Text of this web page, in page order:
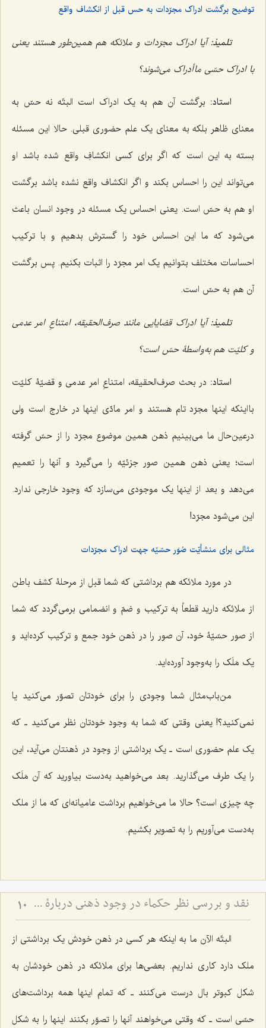
توضیح برگشت ادراک مجرّدات به حس قبل از انکشاف واقع
تلمیذ:آیا ادراک مجرّدات و ملائکه هم همین‌طور هستند یعنی
با ادراک حسّی ما أدراک می‌شوند؟
استاد: برگشت آن هم به یک ادراک است البتّه نه حسّ به
معنای ظاهر بلکه به معنای یک علم حضوری قبلی. حالا این مسئله
بسته به این است که اگر برای کسی انکشافِ واقع شده باشد او
می‌تواند این را احساس بکند و اگر انکشاف واقع نشده باشد برگشت
او هم به حسّ است. یعنی احساس یک مسئله در وجود انسان باعث
می‌شود که ما این احساس خود را گسترش بدهیم و با ترکیب
احساسات مختلف بتوانیم یک امر مجرّد را اثبات بکنیم. پس برگشت
آن هم به حسّ است.
تلمیذ:آیا ادراک قضایایی مانند صرف‌الحقیقه، امتناعِ امر عدمی
و کلیّت هم به‌واسطۀ حسّ است؟
استاد: در بحث صرف‌الحقیقه، امتناعِ امر عدمی و قضیّۀ کلیّت
با اینکه اینها مجرّد تام هستند و امر مادّی اینها در خارج است ولی
درعین‌حال ما می‌بینیم ذهن همین موضوع مجرّد را از حسّ گرفته
است؛ یعنی ذهن همین صور جزئیّه را می‌گیرد و آنها را تعمیم
می‌دهد و بعد از اینها یک موجودی می‌سازد که وجود خارجی ندارد.
این می‌شود مجرّد!
مثالی برای منشأیّت صُوَر حسّیّه جهت ادراک مجرّدات
در مورد ملائکه هم برداشتی که شما قبل از مرحلۀ کشف باطن
از ملائکه دارید قطعاً به ترکیب و ضمّ و انضمامی برمی‌گردد که شما
از صور حسّیّۀ خود، آن صور را در ذهن خود جمع و ترکیب کرده‌اید و
یک مَلَک را به‌وجود آورده‌اید.
من‌باب‌مثال شما وجودی را برای خودتان تصوّر می‌کنید یا
نمی‌کنید؟! یعنی وقتی که شما به وجود خودتان نظر می‌کنید ـ که
یک علم حضوری است ـ یک برداشتی از وجود در ذهنتان می‌آید، این
را یک طرف می‌گذارید. بعد می‌خواهید به‌دست بیاورید که آن مَلَک
چه چیزی است؟ حالا ما می‌خواهیم برداشت عامیانه‌ای که ما از ملک
به‌دست می‌آوریم را به تصویر بکشیم.
نقد و بررسی نظر حکماء در وجود ذهنی دربارۀ عینیّت ماهیّات ذهنی و خارجی - نظر حکما مبنی بر عینیت ماهیات ذهنی و خارجی با اشکالات اساسی روبرو است 10
البتّه الآن ما به اینکه هر کسی در ذهن خودش یک برداشتی از
ملک دارد کاری نداریم. بعضی‌ها برای ملائکه در ذهن خودشان به
شکل کبوتر بال درست می‌کنند ـ که تمام اینها همه برداشت‌های
حسّی است ـ که وقتی می‌خواهند آنها را تصوّر بکنند اینها را به شکل